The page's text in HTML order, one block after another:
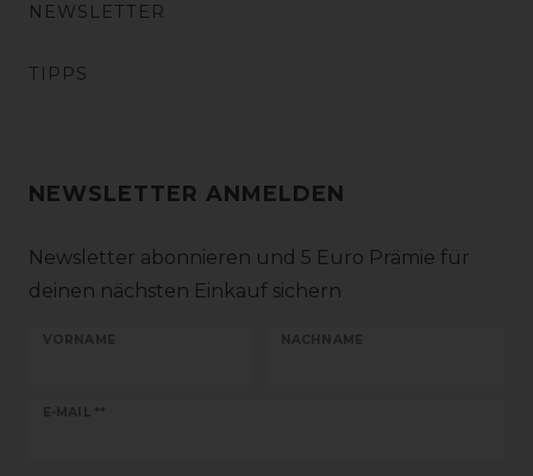
NEWSLETTER
TIPPS
NEWSLETTER ANMELDEN
Newsletter abonnieren und 5 Euro Prämie für
deinen nächsten Einkauf sichern
VORNAME NACHNAME
E-MAIL **
Newsletter